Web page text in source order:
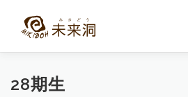
教室紹介
28期生